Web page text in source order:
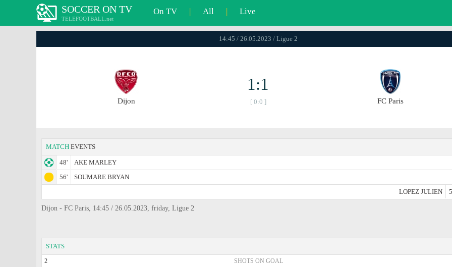
SOCCER ON TV
TELEFOOTBALL.net
On TV | All | Live
14:45 / 26.05.2023 / Ligue 2
Dijon
1:1
[ 0:0 ] FC Paris
MATCH EVENTS
48'
AKE MARLEY
56'
SOUMARE BRYAN
LOPEZ JULIEN
Dijon - FC Paris, 14:45 / 26.05.2023, friday, Ligue 2
STATS
2 SHOTS ON GOAL